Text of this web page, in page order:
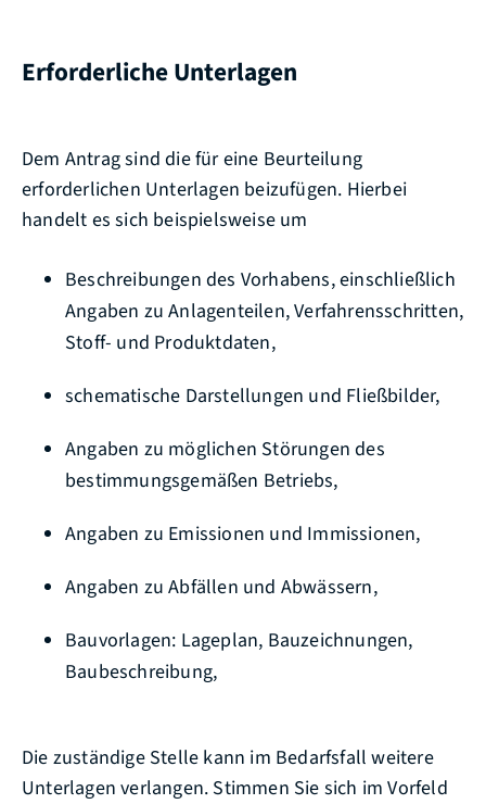
Erforderliche Unterlagen
Dem Antrag sind die für eine Beurteilung
erforderlichen Unterlagen beizufügen. Hierbei
handelt es sich beispielsweise um
Beschreibungen des Vorhabens, einschließlich
Angaben zu Anlagenteilen, Verfahrensschritten,
Stoff- und Produktdaten,
schematische Darstellungen und Fließbilder,
Angaben zu möglichen Störungen des
bestimmungsgemäßen Betriebs,
Angaben zu Emissionen und Immissionen,
Angaben zu Abfällen und Abwässern,
Bauvorlagen: Lageplan, Bauzeichnungen,
Baubeschreibung,
Die zuständige Stelle kann im Bedarfsfall weitere
Unterlagen verlangen. Stimmen Sie sich im Vorfeld